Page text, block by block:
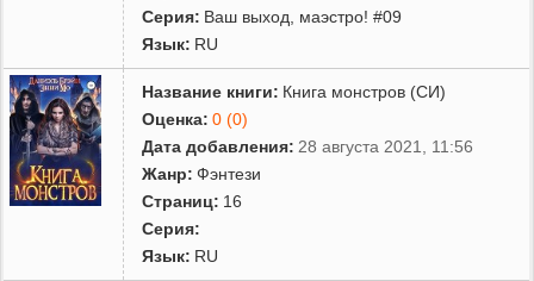
Серия: Ваш выход, маэстро! #09
Язык: RU
Название книги: Книга монстров (СИ)
Оценка: 0 (0)
Дата добавления: 28 августа 2021, 11:56
Жанр: Фэнтези
Страниц: 16
Серия:
Язык: RU